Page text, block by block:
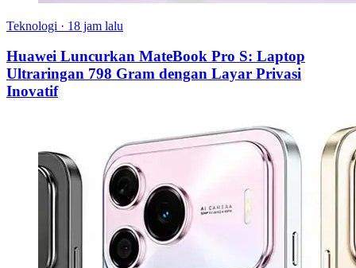
Teknologi · 18 jam lalu
Huawei Luncurkan MateBook Pro S: Laptop
Ultraringan 798 Gram dengan Layar Privasi
Inovatif